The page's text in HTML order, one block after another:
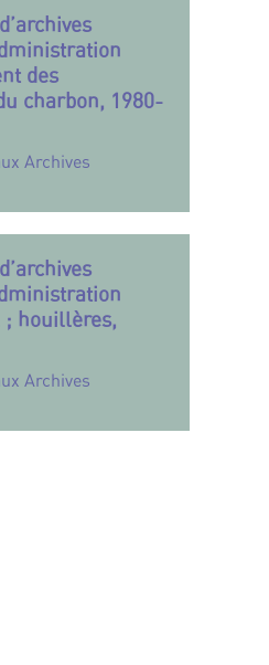
des
charbon, 1980-
Archives
houillères,
Archives